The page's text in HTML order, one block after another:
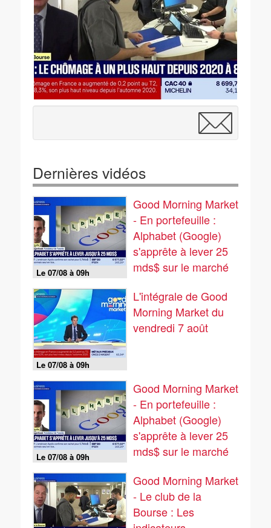
Dernières vidéos
Le 07/08 à 09h
Good Morning Market
- En portefeuille :
Alphabet (Google)
s'apprête à lever 25
mds$ sur le marché
Le 07/08 à 09h
L'intégrale de Good
Morning Market du
vendredi 7 août
Le 07/08 à 09h
Good Morning Market
- En portefeuille :
Alphabet (Google)
s'apprête à lever 25
mds$ sur le marché
Good Morning Market
- Le club de la
Bourse : Les